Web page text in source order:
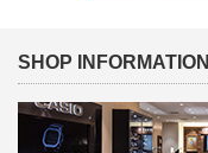
SHOP INFORMATION